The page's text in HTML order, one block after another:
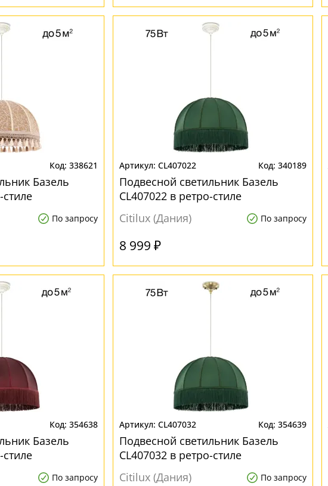
338621
Базель
стиле
По запросу
CL407022 340189
Подвесной светильник Базель
CL407022 в ретро-стиле
Citilux (Дания)
По запросу
8 999 ₽
354638
Базель
стиле
По запросу
CL407032 354639
Подвесной светильник Базель
CL407032 в ретро-стиле
Citilux (Дания)
По запросу